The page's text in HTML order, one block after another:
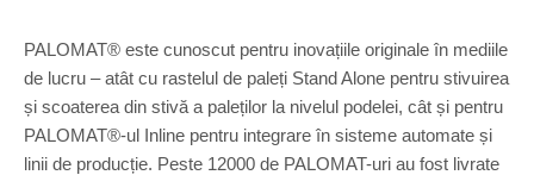
PALOMAT® este cunoscut pentru inovațiile originale în mediile
de lucru – atât cu rastelul de paleți Stand Alone pentru stivuirea
și scoaterea din stivă a paleților la nivelul podelei, cât și pentru
PALOMAT®-ul Inline pentru integrare în sisteme automate și
linii de producție. Peste 12000 de PALOMAT-uri au fost livrate